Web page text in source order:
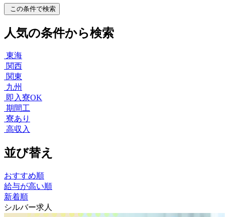
この条件で検索
人気の条件から検索
東海
関西
関東
九州
即入寮OK
期間工
寮あり
高収入
並び替え
おすすめ順
給与が高い順
新着順
シルバー求人